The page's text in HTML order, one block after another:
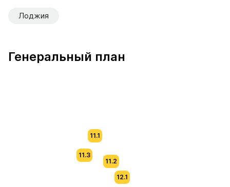
Лоджия
Генеральный план
11.3
11.1
11.2
12.1